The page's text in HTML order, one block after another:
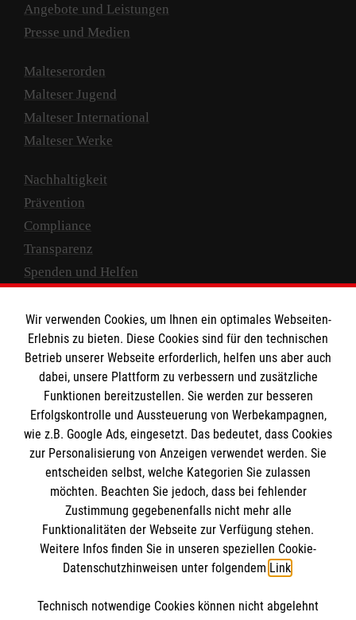
Angebote und Leistungen
Presse und Medien
Malteserorden
Malteser Jugend
Malteser International
Malteser Werke
Nachhaltigkeit
Prävention
Compliance
Transparenz
Spenden und Helfen
Empfänger: Malteser Hilfsdienst e.V.
IBAN: DE10 3706 0120 1201 2000 12
BIC: GENODED 1PA7
Newsletter abonnieren
Cookies verwalten|AGB|Impressum|Datenschutz
Wir verwenden Cookies, um Ihnen ein optimales Webseiten-
Erlebnis zu bieten. Diese Cookies sind für den technischen
Betrieb unserer Webseite erforderlich, helfen uns aber auch
dabei, unsere Plattform zu verbessern und zusätzliche
Funktionen bereitzustellen. Sie werden zur besseren
Erfolgskontrolle und Aussteuerung von Werbekampagnen,
wie z.B. Google Ads, eingesetzt. Das bedeutet, dass Cookies
zur Personalisierung von Anzeigen verwendet werden. Sie
entscheiden selbst, welche Kategorien Sie zulassen
möchten. Beachten Sie jedoch, dass bei fehlender
Zustimmung gegebenenfalls nicht mehr alle
Funktionalitäten der Webseite zur Verfügung stehen.
Weitere Infos finden Sie in unseren speziellen Cookie-
Datenschutzhinweisen unter folgendem Link.
Technisch notwendige Cookies können nicht abgelehnt